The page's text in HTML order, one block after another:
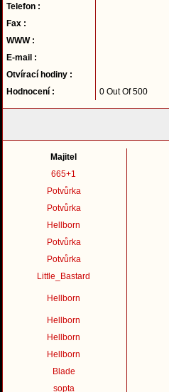
Telefon :
Fax :
WWW :
E-mail :
Otvírací hodiny :
Hodnocení :
0 Out Of 500
Majitel
665+1
Potvůrka
Potvůrka
Hellborn
Potvůrka
Potvůrka
Little_Bastard
Hellborn
Hellborn
Hellborn
Hellborn
Blade
sopta